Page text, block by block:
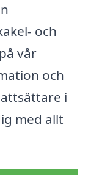
och
vår
och
i
med allt